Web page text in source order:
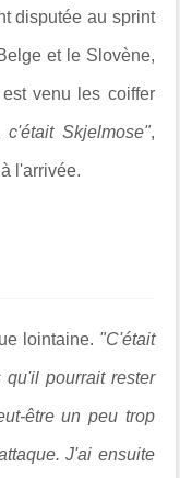
disputée au sprint
et le Slovène,
venu les coiffer
Skjelmose",
à l'arrivée.
lointaine. "C'était
pourrait rester
être un peu trop
J'ai ensuite